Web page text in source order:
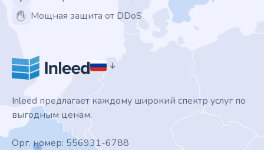
Мощная защита от DDoS
Inleed предлагает каждому широкий спектр услуг по
выгодным ценам.
Орг. номер: 556931-6788